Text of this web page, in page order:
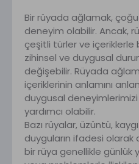
Bir rüyada ağlamak,
deneyim olabilir. Ancak,
çeşitli türler ve içeriklerle
zihinsel ve duygusal
değişebilir. Rüyada
içeriklerinin anlamını
duygusal
yardımcı olabilir.
Bazı rüyalar, üzüntü,
duyguların ifadesi olarak
bir rüya genellikle